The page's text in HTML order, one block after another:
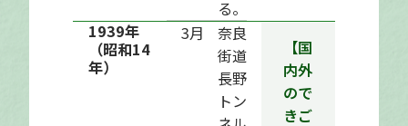
る。
1939年
（昭和14
年）
3月
奈良
街道
長野
トン
【国
内外
ので
きご